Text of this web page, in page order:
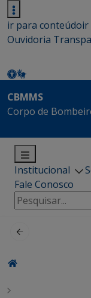
ir para conteúdoir
Ouvidoria
CBMMS
Corpo de
Institucional
Fale Conosco
Pesquisar
por: